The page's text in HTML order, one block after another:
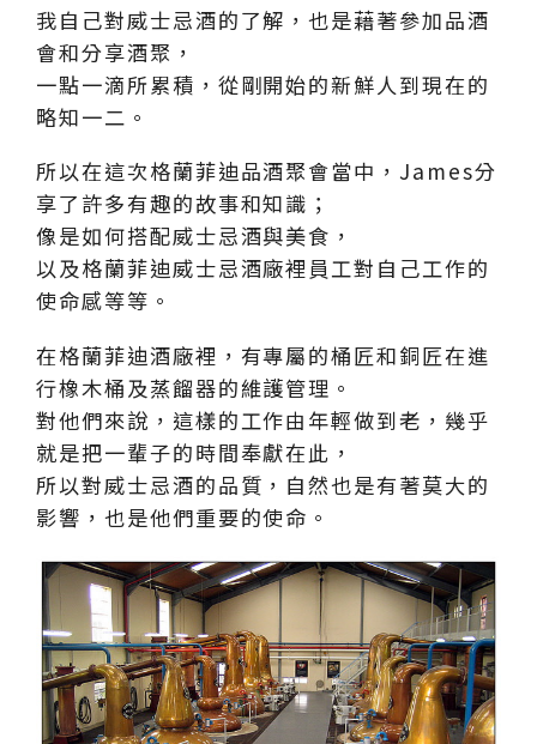
我自己對威士忌酒的了解，也是藉著參加品酒
會和分享酒聚，
一點一滴所累積，從剛開始的新鮮人到現在的
略知一二。
所以在這次格蘭菲迪品酒聚會當中，James分
享了許多有趣的故事和知識；
像是如何搭配威士忌酒與美食，
以及格蘭菲迪威士忌酒廠裡員工對自己工作的
使命感等等。
在格蘭菲迪酒廠裡，有專屬的桶匠和銅匠在進
行橡木桶及蒸餾器的維護管理。
對他們來說，這樣的工作由年輕做到老，幾乎
就是把一輩子的時間奉獻在此，
所以對威士忌酒的品質，自然也是有著莫大的
影響，也是他們重要的使命。